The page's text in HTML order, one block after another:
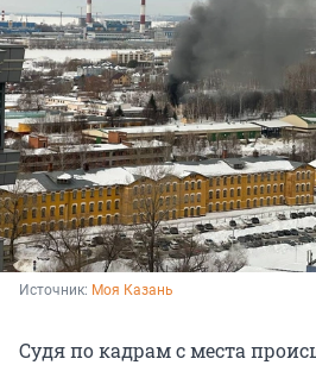
Источник: Моя Казань
Судя по кадрам с места